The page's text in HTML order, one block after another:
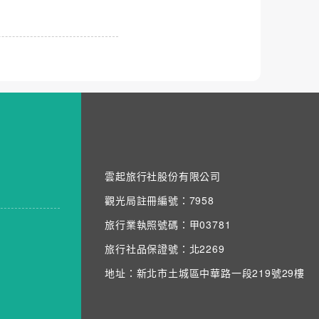
雲起旅行社股份有限公司
觀光局註冊編號：7958
旅行業執照號碼：甲03781
旅行社品保證號：北2269
地址：新北市土城區中華路一段219號29樓